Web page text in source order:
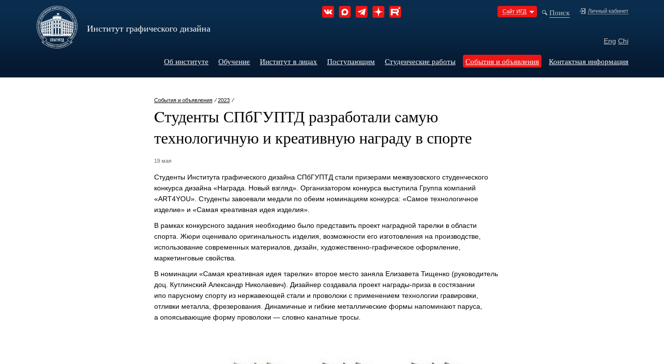
Институт графического дизайна
Личный кабинет
Поиск
Сайт ИГД
Eng Chi
Об институте Обучение Институт в лицах Поступающим Студенческие работы События и объявления Контактная информация
События и объявления ⁄2023 ⁄
Cтуденты СПбГУПТД разработали cамую
технологичную и креативную награду в спорте
19 мая
Студенты Института графического дизайна СПбГУПТД стали призерами межвузовского студенческого
конкурса дизайна «Награда. Новый взгляд». Организатором конкурса выступила Группа компаний
«ART4YOU». Студенты завоевали медали по обеим номинациям конкурса: «Cамое технологичное
изделие» и «Cамая креативная идея изделия».
В рамках конкурсного задания необходимо было представить проект наградной тарелки в области
спорта. Жюри оценивало оригинальность изделия, возможности его изготовления на производстве,
использование современных материалов, дизайн, художественно-графическое оформление,
маркетинговые свойства.
В номинации «Самая креативная идея тарелки» второе место заняла Елизавета Тищенко (руководитель
доц. Кутлинский Александр Николаевич). Дизайнер создавала проект награды-приза в состязании
ипо парусному спорту из нержавеющей стали и проволоки с применением технологии гравировки,
отливки металла, фрезерования. Динамичные и гибкие металлические формы напоминают паруса,
а опоясывающие форму проволоки — словно канатные тросы.